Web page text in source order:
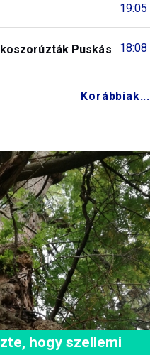
19:05
18:08
Puskás
Korábbiak...
hogy szellemi